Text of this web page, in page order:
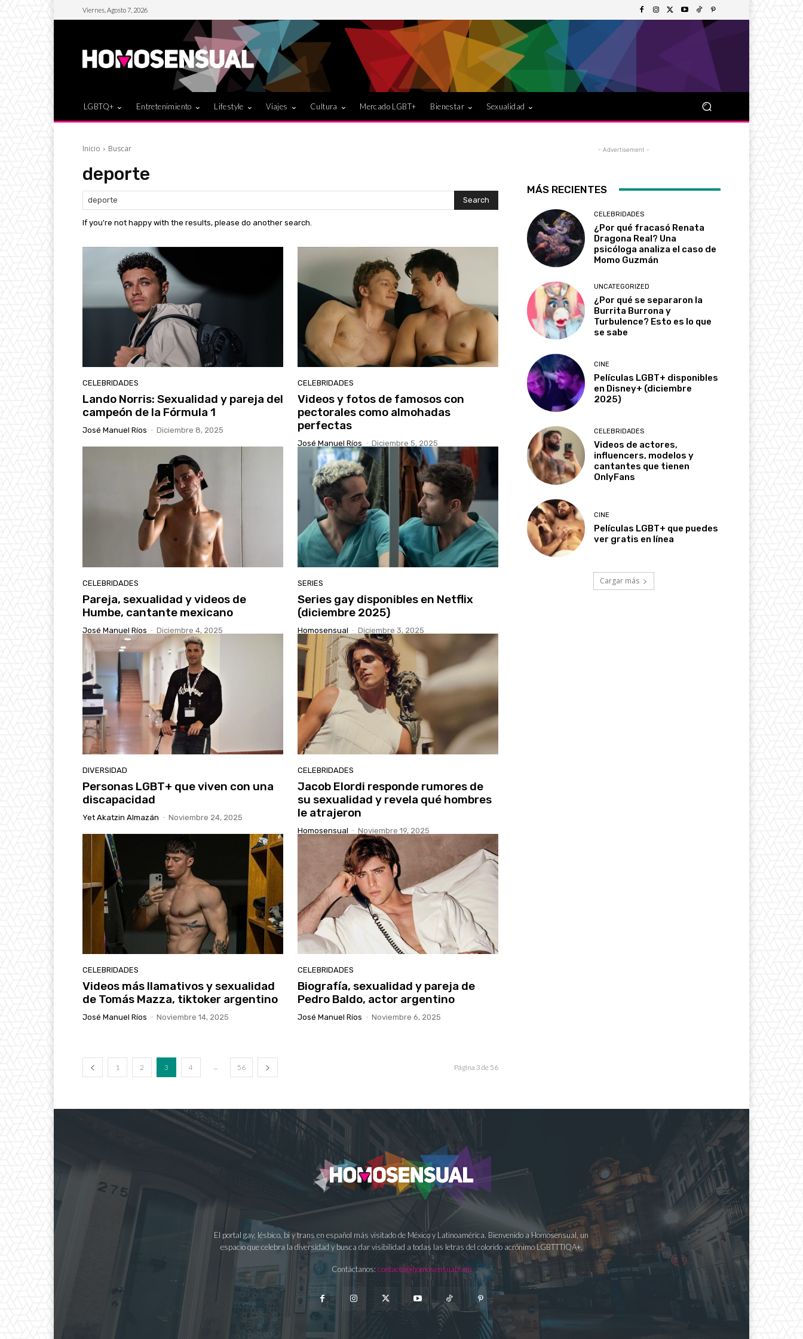
Viernes, Agosto 7, 2026
LGBTQ+ Entretenimiento Lifestyle Viajes Cultura Mercado LGBT+ Bienestar Sexualidad
Inicio Buscar
deporte
Search
If you're not happy with the results, please do another search.
CELEBRIDADES
Lando Norris: Sexualidad y pareja del
campeón de la Fórmula 1
José Manuel Ríos - Diciembre 8, 2025
CELEBRIDADES
Videos y fotos de famosos con
pectorales como almohadas
perfectas
José Manuel Ríos - Diciembre 5, 2025
CELEBRIDADES
Pareja, sexualidad y videos de
Humbe, cantante mexicano
José Manuel Ríos - Diciembre 4, 2025
SERIES
Series gay disponibles en Netflix
(diciembre 2025)
Homosensual - Diciembre 3, 2025
DIVERSIDAD
Personas LGBT+ que viven con una
discapacidad
Yet Akatzin Almazán - Noviembre 24, 2025
CELEBRIDADES
Jacob Elordi responde rumores de
su sexualidad y revela qué hombres
le atrajeron
Homosensual - Noviembre 19, 2025
CELEBRIDADES
Videos más llamativos y sexualidad
de Tomás Mazza, tiktoker argentino
José Manuel Ríos - Noviembre 14, 2025
CELEBRIDADES
Biografía, sexualidad y pareja de
Pedro Baldo, actor argentino
José Manuel Ríos - Noviembre 6, 2025
1 2 3 4 ... 56 Página 3 de 56
- Advertisement -
MÁS RECIENTES
CELEBRIDADES
¿Por qué fracasó Renata
Dragona Real? Una
psicóloga analiza el caso de
Momo Guzmán
UNCATEGORIZED
¿Por qué se separaron la
Burrita Burrona y
Turbulence? Esto es lo que
se sabe
CINE
Películas LGBT+ disponibles
en Disney+ (diciembre
2025)
CELEBRIDADES
Videos de actores,
influencers, modelos y
cantantes que tienen
OnlyFans
CINE
Películas LGBT+ que puedes
ver gratis en línea
Cargar más
El portal gay, lésbico, bi y trans en español más visitado de México y Latinoamérica. Bienvenido a Homosensual, un
espacio que celebra la diversidad y busca dar visibilidad a todas las letras del colorido acrónimo LGBTTTIQA+.
Contáctanos: contacto@homosensual.com